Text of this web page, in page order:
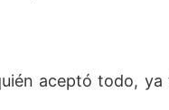
aceptó todo,